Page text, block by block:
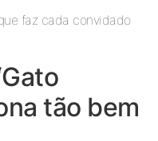
faz cada convidado
tão bem